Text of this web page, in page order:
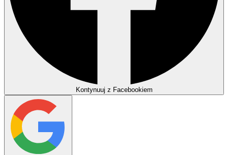
Kontynuuj z Facebookiem